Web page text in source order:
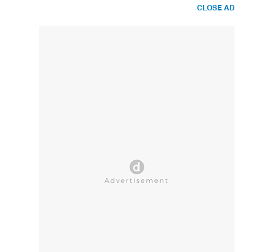
CLOSE AD